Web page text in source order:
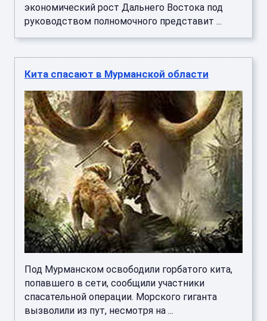
экономический рост Дальнего Востока под
руководством полномочного представит ...
Кита спасают в Мурманской области
Под Мурманском освободили горбатого кита,
попавшего в сети, сообщили участники
спасательной операции. Морского гиганта
вызволили из пут, несмотря на ...